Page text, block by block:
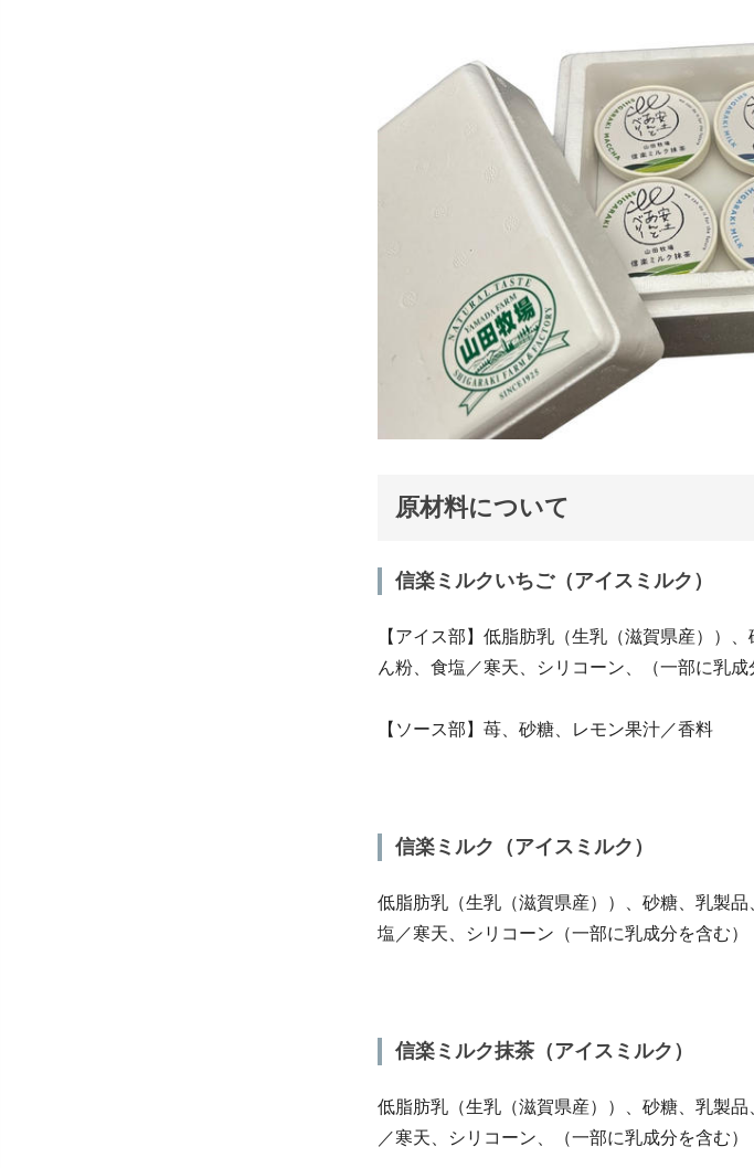
原材料について
信楽ミルクいちご（アイスミルク）
【アイス部】低脂肪乳（生乳（滋賀県産））
ん粉、食塩／寒天、シリコーン、（一部に乳成
【ソース部】苺、砂糖、レモン果汁／香料
信楽ミルク（アイスミルク）
低脂肪乳（生乳（滋賀県産））、砂糖、乳製
塩／寒天、シリコーン（一部に乳成分を含む）
信楽ミルク抹茶（アイスミルク）
低脂肪乳（生乳（滋賀県産））、砂糖、乳製
／寒天、シリコーン、（一部に乳成分を含む）